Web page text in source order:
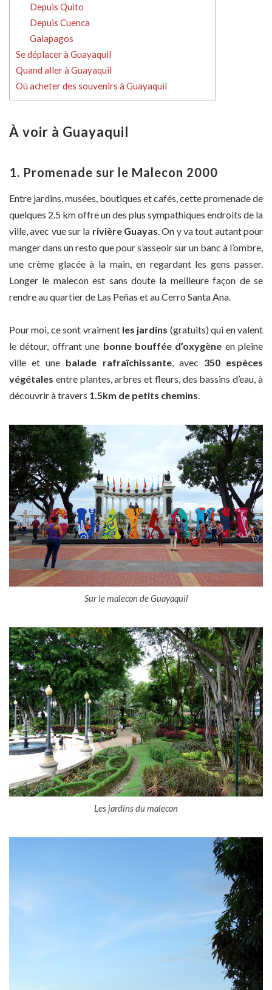
Depuis Quito
Depuis Cuenca
Galapagos
Se déplacer à Guayaquil
Quand aller à Guayaquil
Où acheter des souvenirs à Guayaquil
À voir à Guayaquil
1. Promenade sur le Malecon 2000
Entre jardins, musées, boutiques et cafés, cette promenade de
quelques 2.5 km offre un des plus sympathiques endroits de la
ville, avec vue sur la rivière Guayas . On y va tout autant pour
manger dans un resto que pour s’asseoir sur un banc à l’ombre,
une crème glacée à la main, en regardant les gens passer.
Longer le malecon est sans doute la meilleure façon de se
rendre au quartier de Las Peñas et au Cerro Santa Ana.
Pour moi, ce sont vraiment les jardins (gratuits) qui en valent
le détour, offrant une bonne bouffée d’oxygène en pleine
ville et une balade rafraîchissante, avec 350 espèces
végétales entre plantes, arbres et fleurs, des bassins d’eau, à
découvrir à travers 1.5km de petits chemins.
Sur le malecon de Guayaquil
Les jardins du malecon